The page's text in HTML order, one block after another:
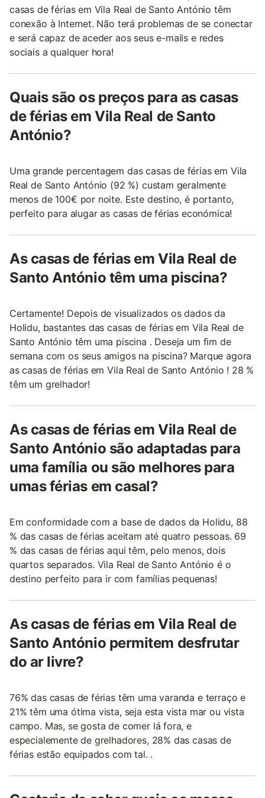
casas de férias em Vila Real de Santo António têm
conexão à Internet. Não terá problemas de se conectar
e será capaz de aceder aos seus e-mails e redes
sociais a qualquer hora!
Quais são os preços para as casas
de férias em Vila Real de Santo
António?
Uma grande percentagem das casas de férias em Vila
Real de Santo António (92 %) custam geralmente
menos de 100€ por noite. Este destino, é portanto,
perfeito para alugar as casas de férias económica!
As casas de férias em Vila Real de
Santo António têm uma piscina?
Certamente! Depois de visualizados os dados da
Holidu, bastantes das casas de férias em Vila Real de
Santo António têm uma piscina . Deseja um fim de
semana com os seus amigos na piscina? Marque agora
as casas de férias em Vila Real de Santo António ! 28 %
têm um grelhador!
As casas de férias em Vila Real de
Santo António são adaptadas para
uma família ou são melhores para
umas férias em casal?
Em conformidade com a base de dados da Holidu, 88
% das casas de férias aceitam até quatro pessoas. 69
% das casas de férias aqui têm, pelo menos, dois
quartos separados. Vila Real de Santo António é o
destino perfeito para ir com famílias pequenas!
As casas de férias em Vila Real de
Santo António permitem desfrutar
do ar livre?
76% das casas de férias têm uma varanda e terraço e
21% têm uma ótima vista, seja esta vista mar ou vista
campo. Mas, se gosta de comer lá fora, e
especialemente de grelhadores, 28% das casas de
férias estão equipados com tal. .